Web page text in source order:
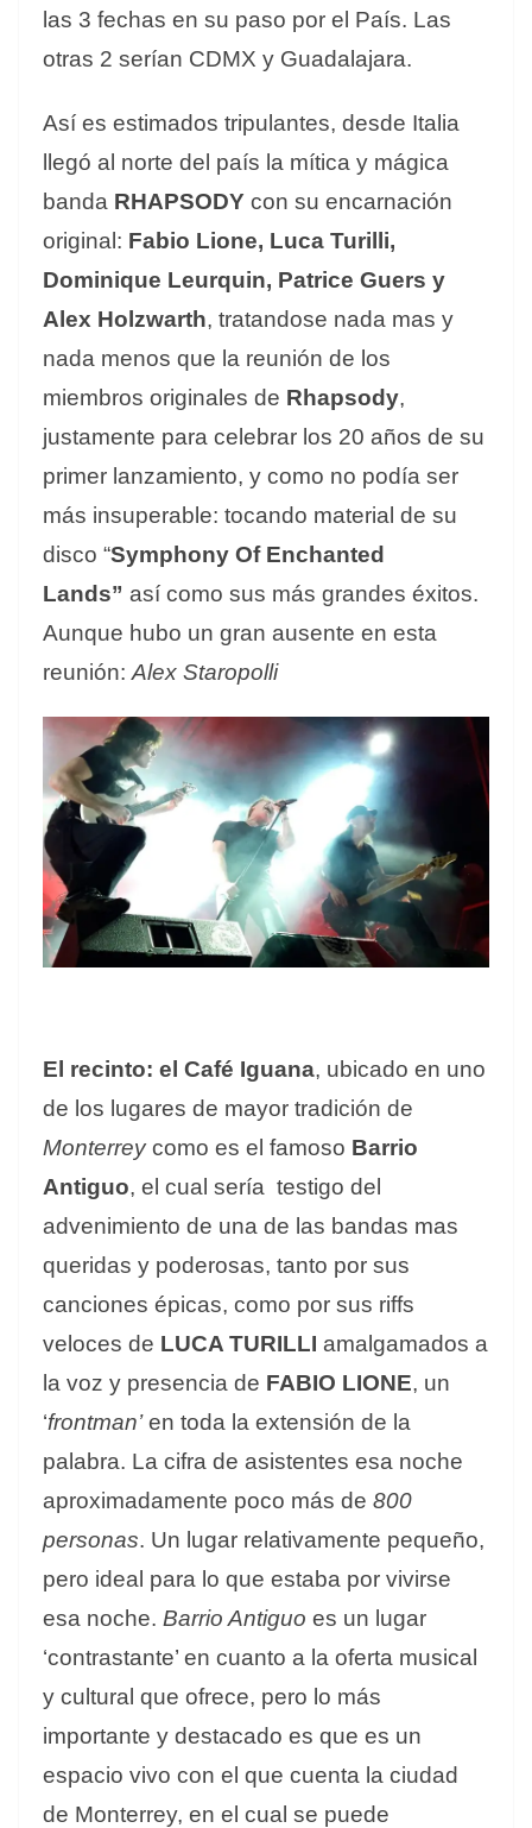
las 3 fechas en su paso por el País. Las
otras 2 serían CDMX y Guadalajara.
Así es estimados tripulantes, desde Italia
llegó al norte del país la mítica y mágica
banda RHAPSODY con su encarnación
original: Fabio Lione, Luca Turilli,
Dominique Leurquin, Patrice Guers y
Alex Holzwarth, tratandose nada mas y
nada menos que la reunión de los
miembros originales de Rhapsody,
justamente para celebrar los 20 años de su
primer lanzamiento, y como no podía ser
más insuperable: tocando material de su
disco “Symphony Of Enchanted
Lands” así como sus más grandes éxitos.
Aunque hubo un gran ausente en esta
reunión: Alex Staropolli
El recinto: el Café Iguana, ubicado en uno
de los lugares de mayor tradición de
Monterreycomo es el famoso Barrio
Antiguo, el cual sería testigo del
advenimiento de una de las bandas mas
queridas y poderosas, tanto por sus
canciones épicas, como por sus riffs
veloces de LUCA TURILLI amalgamados a
la voz y presencia de FABIO LIONE, un
‘frontman’en toda la extensión de la
palabra. La cifra de asistentes esa noche
aproximadamente poco más de 800
personas. Un lugar relativamente pequeño,
pero ideal para lo que estaba por vivirse
esa noche. Barrio Antiguo es un lugar
‘contrastante’ en cuanto a la oferta musical
y cultural que ofrece, pero lo más
importante y destacado es que es un
espacio vivo con el que cuenta la ciudad
de Monterrey, en el cual se puede